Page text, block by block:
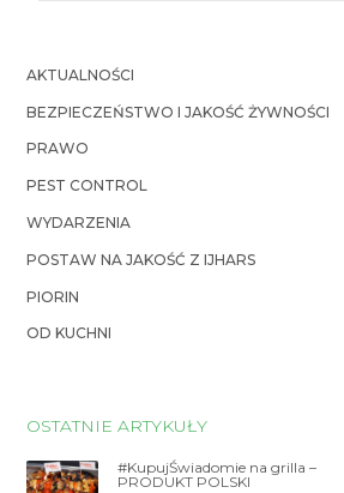
AKTUALNOŚCI
BEZPIECZEŃSTWO I JAKOŚĆ ŻYWNOŚCI
PRAWO
PEST CONTROL
WYDARZENIA
POSTAW NA JAKOŚĆ Z IJHARS
PIORIN
OD KUCHNI
OSTATNIE ARTYKUŁY
#KupujŚwiadomie na grilla –
PRODUKT POLSKI